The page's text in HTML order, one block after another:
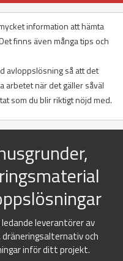
information att hämta
finns även många tips och
avloppslösning så att det
arbetet när det gäller såväl
som du blir riktigt nöjd med.
leverantörer av
dräneringsalternativ och
inför ditt projekt.